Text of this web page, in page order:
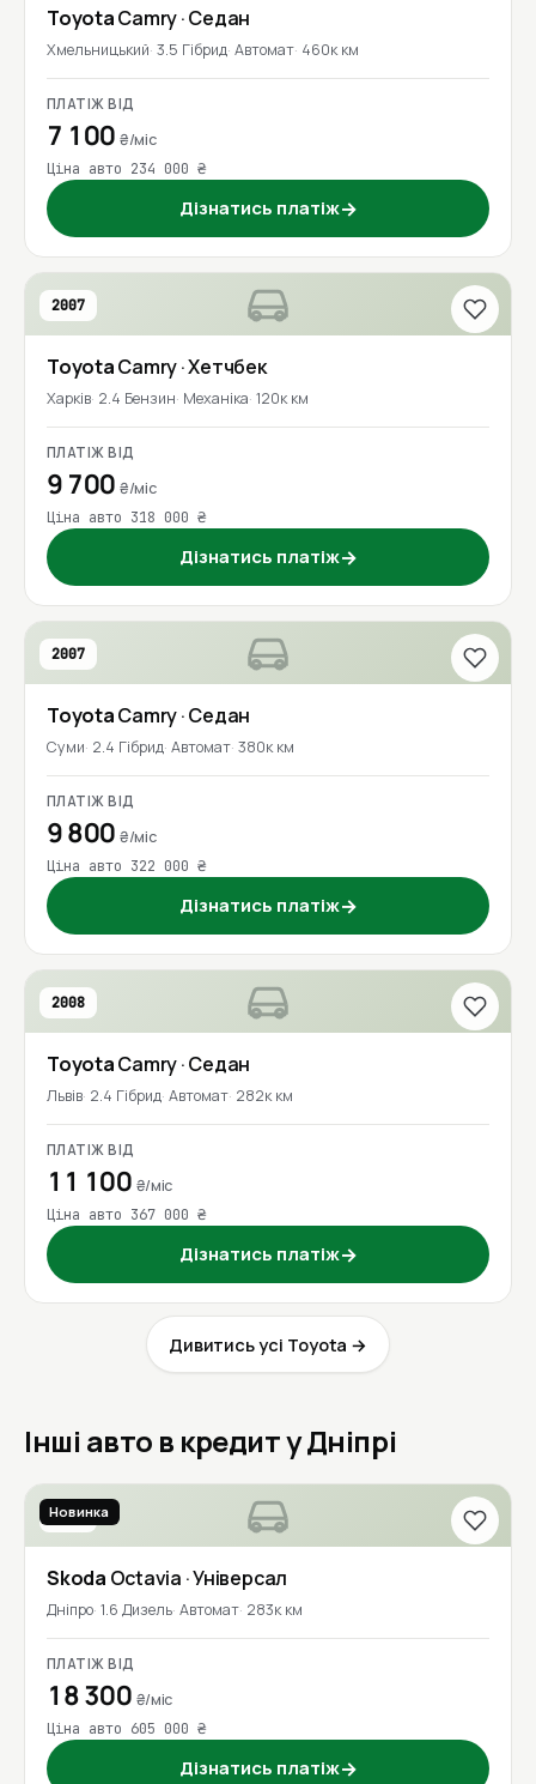
ToyotaCamry· Седан
Хмельницький 3.5 Гібрид Автомат 460к км
ПЛАТІЖ ВІД
7 100₴/міс
Ціна авто 234 000 ₴
Дізнатись платіж→
2007
ToyotaCamry· Хетчбек
Харків 2.4 Бензин Механіка 120к км
ПЛАТІЖ ВІД
9 700₴/міс
Ціна авто 318 000 ₴
Дізнатись платіж→
2007
ToyotaCamry· Седан
Суми 2.4 Гібрид Автомат 380к км
ПЛАТІЖ ВІД
9 800₴/міс
Ціна авто 322 000 ₴
Дізнатись платіж→
2008
ToyotaCamry· Седан
Львів 2.4 Гібрид Автомат 282к км
ПЛАТІЖ ВІД
11 100 ₴/міс
Ціна авто 367 000 ₴
Дізнатись платіж→
Дивитись усі Toyota →
Інші авто в кредит у Дніпрі
2018
Новинка
Skoda Octavia · Універсал
Дніпро 1.6 Дизель Автомат 283к км
ПЛАТІЖ ВІД
18 300 ₴/міс
Ціна авто 605 000 ₴
Дізнатись платіж→